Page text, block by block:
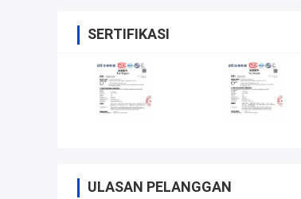
SERTIFIKASI
ULASAN PELANGGAN